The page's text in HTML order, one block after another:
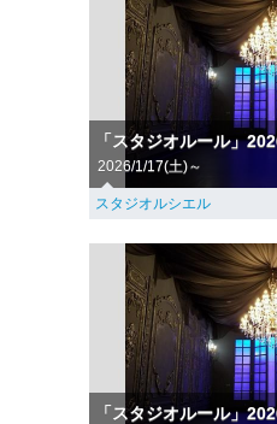
「スタジオルール」
2026/1/17(土)～
スタジオルシエル
「スタジオルール」